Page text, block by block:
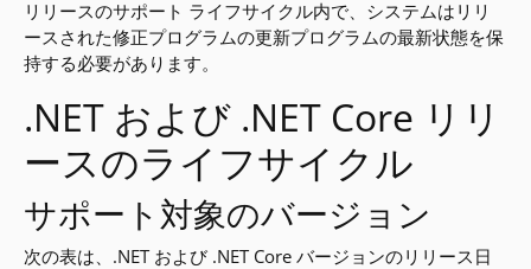
リリースのサポート ライフサイクル内で、システムはリリ
ースされた修正プログラムの更新プログラムの最新状態を保
持する必要があります。
.NET および .NET Core リリ
ースのライフサイクル
サポート対象のバージョン
次の表は、.NET および .NET Core バージョンのリリース日